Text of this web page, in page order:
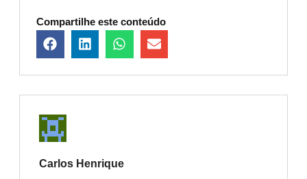
Compartilhe este conteúdo
Carlos Henrique